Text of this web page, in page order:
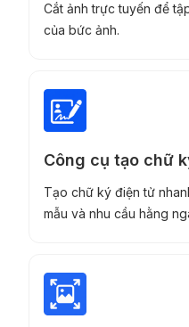
Cắt ảnh trực tuyến để
của bức ảnh.
Công cụ tạo chữ
Tạo chữ ký điện tử
mẫu và nhu cầu hằng